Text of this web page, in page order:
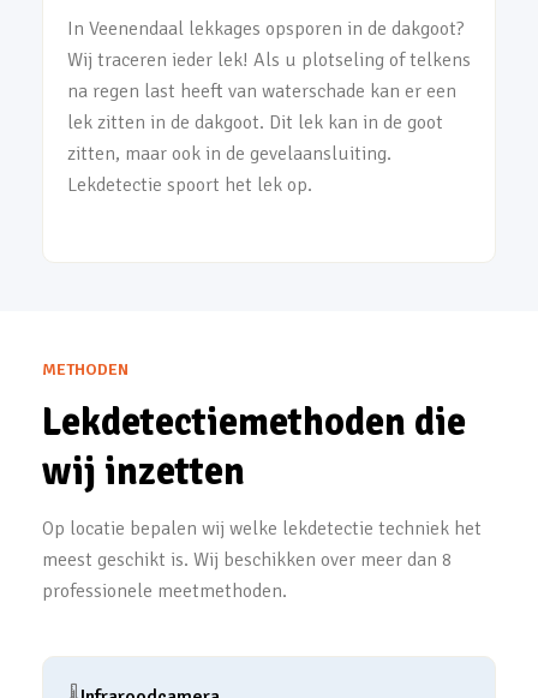
In Veenendaal lekkages opsporen in de dakgoot?
Wij traceren ieder lek! Als u plotseling of telkens
na regen last heeft van waterschade kan er een
lek zitten in de dakgoot. Dit lek kan in de goot
zitten, maar ook in de gevelaansluiting.
Lekdetectie spoort het lek op.
METHODEN
Lekdetectiemethoden die
wij inzetten
Op locatie bepalen wij welke lekdetectie techniek het
meest geschikt is. Wij beschikken over meer dan 8
professionele meetmethoden.